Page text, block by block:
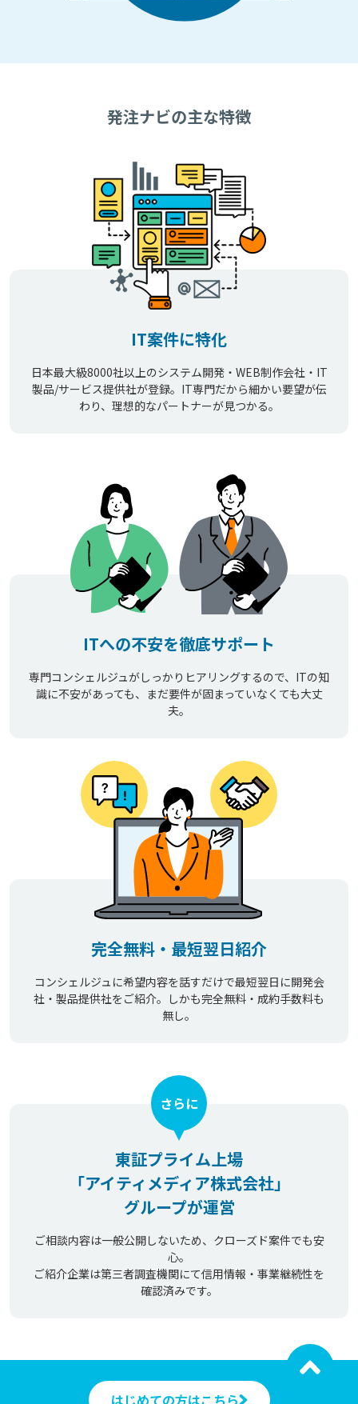
発注ナビの主な特徴
IT案件に特化
日本最大級8000社以上のシステム開発・WEB制作会社・IT
製品/サービス提供社が登録。IT専門だから細かい要望が伝
わり、理想的なパートナーが見つかる。
ITへの不安を徹底サポート
専門コンシェルジュがしっかりヒアリングするので、ITの知
識に不安があっても、まだ要件が固まっていなくても大丈
夫。
完全無料・最短翌日紹介
コンシェルジュに希望内容を話すだけで最短翌日に開発会
社・製品提供社をご紹介。しかも完全無料・成約手数料も
無し。
東証プライム上場
「アイティメディア株式会社」
グループが運営
さらに
ご相談内容は一般公開しないため、クローズド案件でも安
心。
ご紹介企業は第三者調査機関にて信用情報・事業継続性を
確認済みです。